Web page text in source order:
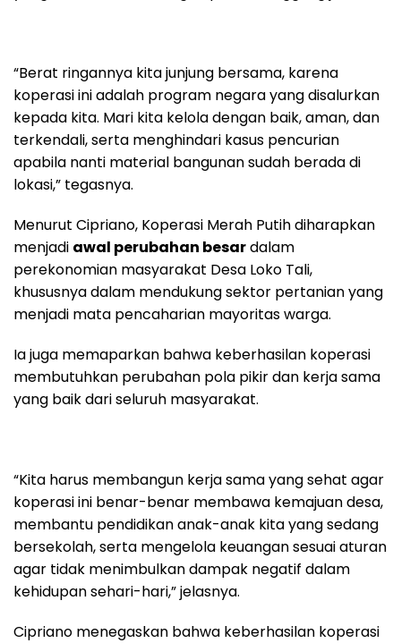
“Berat ringannya kita junjung bersama, karena
koperasi ini adalah program negara yang disalurkan
kepada kita. Mari kita kelola dengan baik, aman, dan
terkendali, serta menghindari kasus pencurian
apabila nanti material bangunan sudah berada di
lokasi,” tegasnya.
Menurut Cipriano, Koperasi Merah Putih diharapkan
menjadi awal perubahan besardalam
perekonomian masyarakat Desa Loko Tali,
khususnya dalam mendukung sektor pertanian yang
menjadi mata pencaharian mayoritas warga.
Ia juga memaparkan bahwa keberhasilan koperasi
membutuhkan perubahan pola pikir dan kerja sama
yang baik dari seluruh masyarakat.
“Kita harus membangun kerja sama yang sehat agar
koperasi ini benar-benar membawa kemajuan desa,
membantu pendidikan anak-anak kita yang sedang
bersekolah, serta mengelola keuangan sesuai aturan
agar tidak menimbulkan dampak negatif dalam
kehidupan sehari-hari,” jelasnya.
Cipriano menegaskan bahwa keberhasilan koperasi